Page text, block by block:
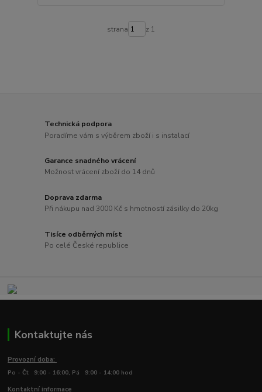
strana z 1
Technická podpora
Poradíme vám s výběrem zboží i s instalací
Garance snadného vrácení
Možnost vrácení zboží do 14 dnů
Doprava zdarma
Při nákupu nad 3000 Kč s hmotností zásilky do 20kg
Tisíce odběrných míst
Po celé České republice
Kontaktujte nás
Provozní doba:
Po - Čt 9:00 - 16:00, Pá 9:00 - 14:00 hod
Kontaktní informace